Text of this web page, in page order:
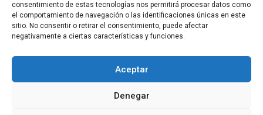
consentimiento de estas tecnologías nos permitirá procesar datos como
el comportamiento de navegación o las identificaciones únicas en este
sitio. No consentir o retirar el consentimiento, puede afectar
negativamente a ciertas características y funciones.
Aceptar
Denegar
Producto
Automatización Industrial